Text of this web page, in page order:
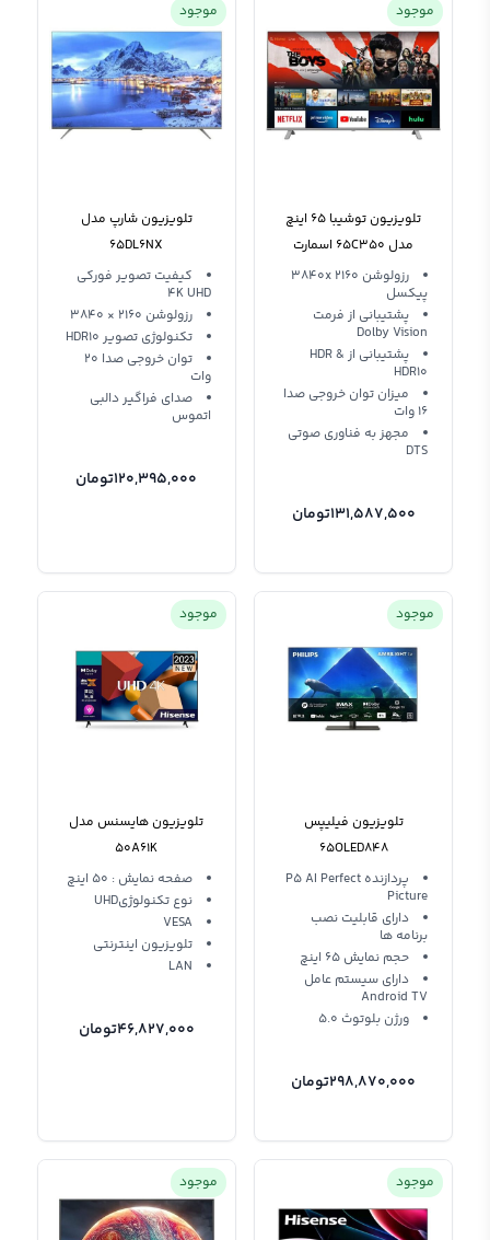
موجود
تلویزیون توشیبا 65 اینچ
مدل 65C350 اسمارت
رزولوشن 3840x 2160
پیکسل
پشتیبانی از فرمت
Dolby Vision
پشتیبانی از HDR &
HDR10
میزان توان خروجی صدا
16 وات
مجهز به فناوری صوتی
DTS
131,587,500تومان
موجود
تلویزیون شارپ مدل
65DL6NX
کیفیت تصویر فورکی
4K UHD
رزولوشن 2160 × 3840
تکنولوژی تصویر HDR10
توان خروجی صدا 20
وات
صدای فراگیر دالبی
اتموس
120,395,000تومان
موجود
تلویزیون فیلیپس
65OLED848
پردازنده P5 AI Perfect
Picture
دارای قابلیت نصب
برنامه ها
حجم نمایش 65 اینچ
دارای سیستم عامل
Android TV
ورژن بلوتوث 5.0
298,870,000تومان
موجود
تلویزیون هایسنس مدل
50A61K
صفحه نمایش : 50 اینچ
نوع تکنولوژیUHD
VESA
تلویزیون اینترنتی
LAN
46,827,000تومان
موجود موجود